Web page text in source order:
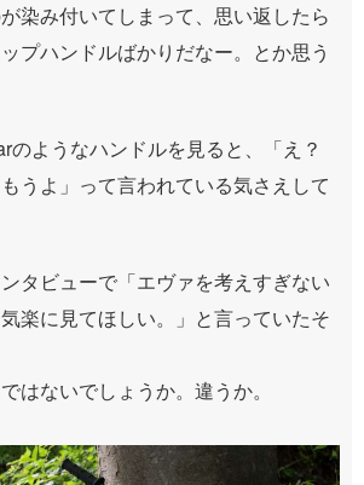
染み付いてしまって、思い返したら
プハンドルばかりだなー。とか思う
のようなハンドルを見ると、「え？
うよ」って言われている気さえして
タビューで「エヴァを考えすぎない
楽に見てほしい。」と言っていたそ
はないでしょうか。違うか。